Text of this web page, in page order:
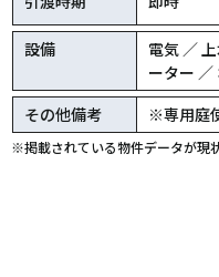
設備
電気 ／
ーター
その他備考
※専用庭
※掲載されている物件データが現